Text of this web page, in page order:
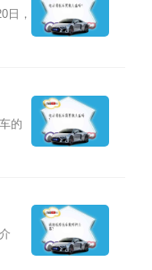
日，
的